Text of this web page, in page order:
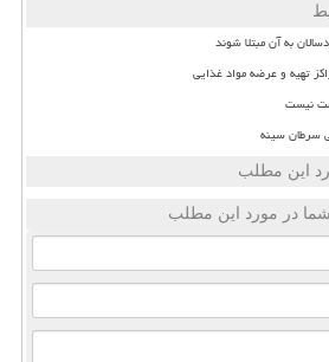
به آن مبتلا شوند
تهیه و عرضه مواد غذایی
نیست
سرطان سینه
این مطلب
در مورد این مطلب